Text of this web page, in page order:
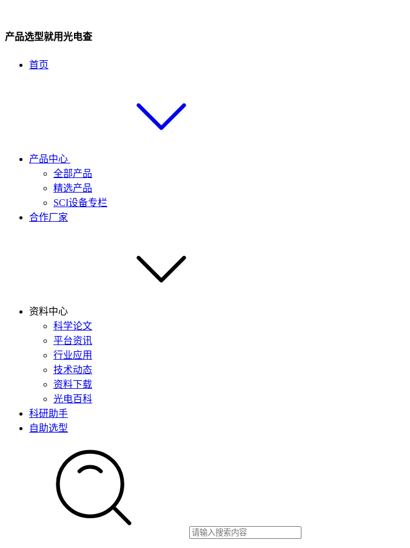
产品选型就用光电查
首页
产品中心
全部产品
精选产品
SCI设备专栏
合作厂家
资料中心
科学论文
平台资讯
行业应用
技术动态
资料下载
光电百科
科研助手
自助选型